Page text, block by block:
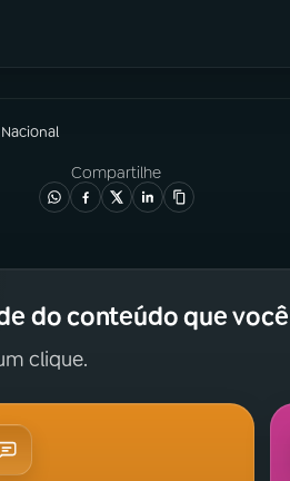
Compartilhe
do conteúdo que
clique.